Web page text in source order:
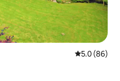
औसत रेटिंग 5 में
5.0 (86)